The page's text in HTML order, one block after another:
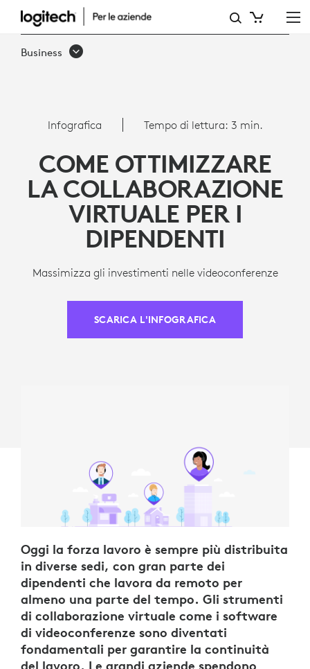
MODI
COLLABORAZIONE
VIRTUALE
PER
DIPENDENTI
Business
Infografica Tempo di lettura: 3 min.
COME OTTIMIZZARE
LA COLLABORAZIONE
VIRTUALE PER I
DIPENDENTI
Massimizza gli investimenti nelle videoconferenze
SCARICA L'INFOGRAFICA
Oggi la forza lavoro è sempre più distribuita
in diverse sedi, con gran parte dei
dipendenti che lavora da remoto per
almeno una parte del tempo. Gli strumenti
di collaborazione virtuale come i software
di videoconferenze sono diventati
fondamentali per garantire la continuità
del lavoro. Le grandi aziende spendono